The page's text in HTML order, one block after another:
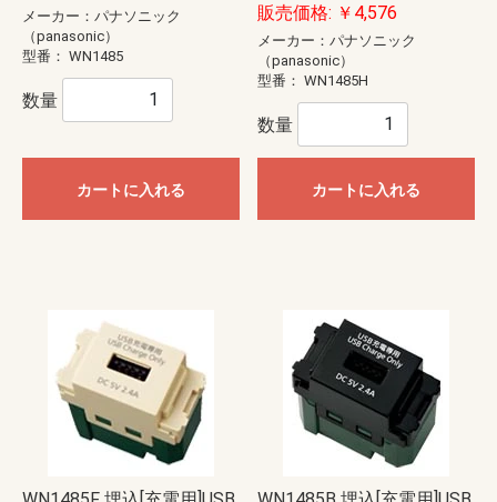
メーカー：パナソニック
（panasonic）
型番： WN1485
数量
カートに入れる
販売価格: ￥4,576
メーカー：パナソニック
（panasonic）
型番： WN1485H
数量
カートに入れる